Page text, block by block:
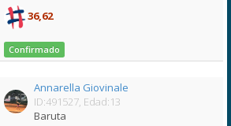
36,62
Confirmado
Annarella Giovinale
ID:491527, Edad:13
Baruta